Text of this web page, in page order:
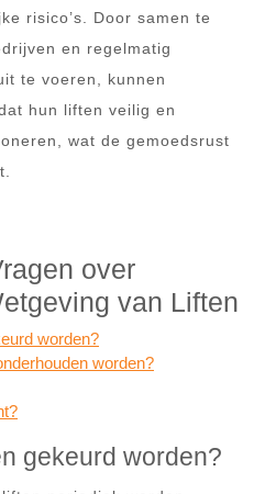
risico’s. Door samen te
en regelmatig
te voeren, kunnen
hun liften veilig en
wat de gemoedsrust
over
van Liften
worden?
worden?
gekeurd worden?